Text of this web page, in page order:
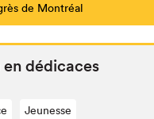
de Montréal
dédicaces
Jeunesse